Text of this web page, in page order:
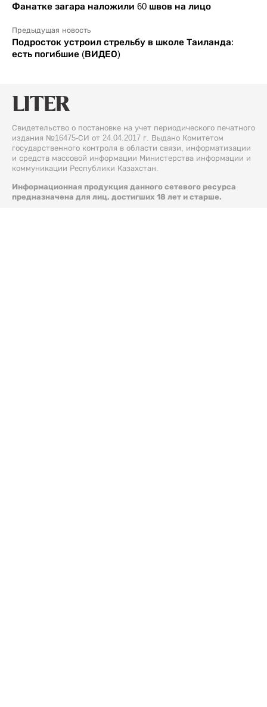
Фанатке загара наложили 60 швов на лицо
Предыдущая новость
Подросток устроил стрельбу в школе Таиланда:
есть погибшие (ВИДЕО)
Свидетельство о постановке на учет периодического печатного
издания №16475-СИ от 24.04.2017 г. Выдано Комитетом
государственного контроля в области связи, информатизации
и средств массовой информации Министерства информации и
коммуникации Республики Казахстан.
Информационная продукция данного сетевого ресурса
предназначена для лиц, достигших 18 лет и старше.